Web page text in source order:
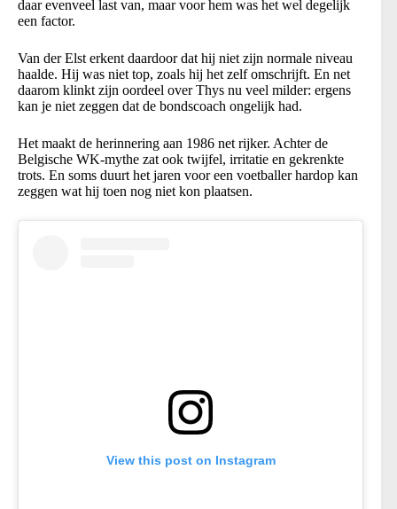
daar evenveel last van, maar voor hem was het wel degelijk
een factor.
Van der Elst erkent daardoor dat hij niet zijn normale niveau
haalde. Hij was niet top, zoals hij het zelf omschrijft. En net
daarom klinkt zijn oordeel over Thys nu veel milder: ergens
kan je niet zeggen dat de bondscoach ongelijk had.
Het maakt de herinnering aan 1986 net rijker. Achter de
Belgische WK-mythe zat ook twijfel, irritatie en gekrenkte
trots. En soms duurt het jaren voor een voetballer hardop kan
zeggen wat hij toen nog niet kon plaatsen.
View this post on Instagram